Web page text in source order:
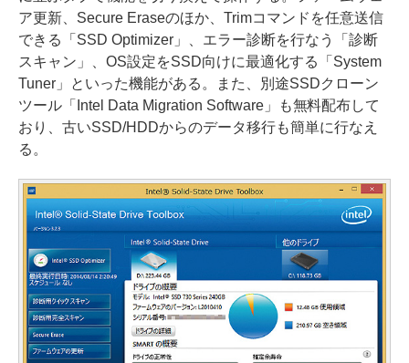
ア更新、Secure Eraseのほか、Trimコマンドを任意送信
できる「SSD Optimizer」、エラー診断を行なう「診断
スキャン」、OS設定をSSD向けに最適化する「System
Tuner」といった機能がある。また、別途SSDクローン
ツール「Intel Data Migration Software」も無料配布して
おり、古いSSD/HDDからのデータ移行も簡単に行なえ
る。